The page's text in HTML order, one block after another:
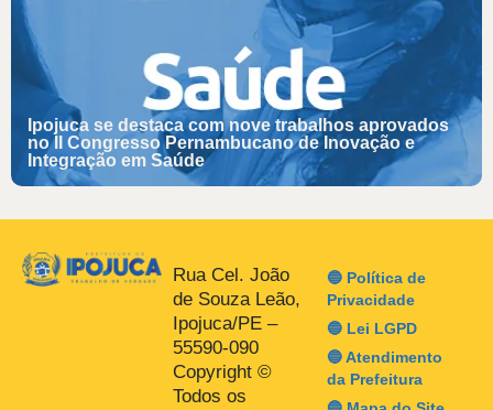
Ipojuca se destaca com nove trabalhos aprovados
no II Congresso Pernambucano de Inovação e
Integração em Saúde
Rua Cel. João
de Souza Leão,
Ipojuca/PE –
55590-090
Copyright ©
Todos os
🔵 Política de
Privacidade
🔵 Lei LGPD
🔵 Atendimento
da Prefeitura